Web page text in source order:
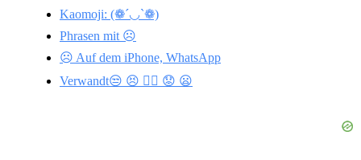
Kaomoji: (❁´◡`❁)
Phrasen mit ☹️
☹️ Auf dem iPhone, WhatsApp
Verwandt😒 😣 🙍‍♀️ 😟 😦